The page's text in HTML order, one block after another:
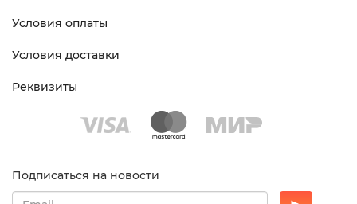
Условия оплаты
Условия доставки
Реквизиты
Подписаться на новости